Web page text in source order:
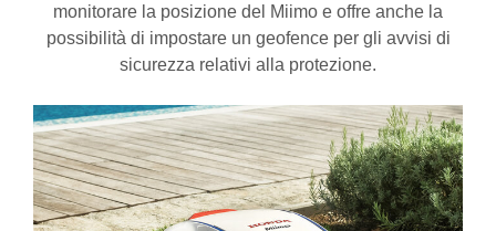
monitorare la posizione del Miimo e offre anche la
possibilità di impostare un geofence per gli avvisi di
sicurezza relativi alla protezione.